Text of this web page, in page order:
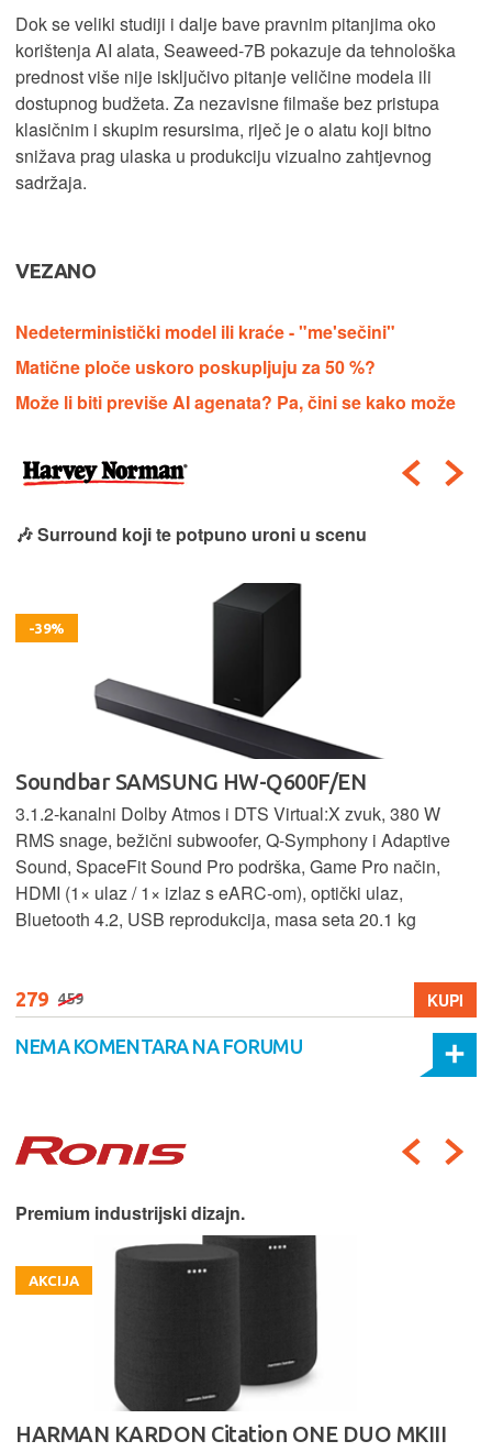
Dok se veliki studiji i dalje bave pravnim pitanjima oko
korištenja AI alata, Seaweed-7B pokazuje da tehnološka
prednost više nije isključivo pitanje veličine modela ili
dostupnog budžeta. Za nezavisne filmaše bez pristupa
klasičnim i skupim resursima, riječ je o alatu koji bitno
snižava prag ulaska u produkciju vizualno zahtjevnog
sadržaja.
VEZANO
Nedeterministički model ili kraće - "me'sečini"
Matične ploče uskoro poskupljuju za 50 %?
Može li biti previše AI agenata? Pa, čini se kako može
🎶 Surround koji te potpuno uroni u scenu
-39%
Soundbar SAMSUNG HW-Q600F/EN
3.1.2‑kanalni Dolby Atmos i DTS Virtual:X zvuk, 380 W
RMS snage, bežični subwoofer, Q‑Symphony i Adaptive
Sound, SpaceFit Sound Pro podrška, Game Pro način,
HDMI (1× ulaz / 1× izlaz s eARC‑om), optički ulaz,
Bluetooth 4.2, USB reprodukcija, masa seta 20.1 kg
279 459 KUPI
NEMA KOMENTARA NA FORUMU
Premium industrijski dizajn.
AKCIJA
HARMAN KARDON Citation ONE DUO MKIII